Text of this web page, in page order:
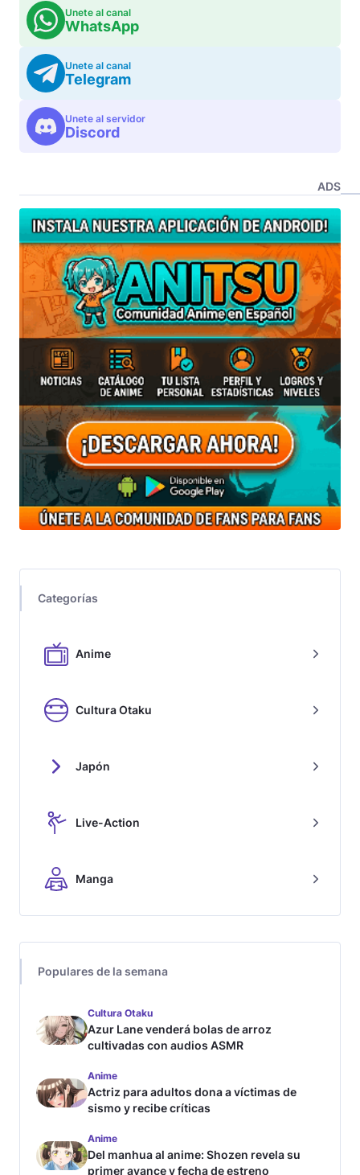
Unete al canal
WhatsApp
Unete al canal
Telegram
Unete al servidor
Discord
ADS
Categorías
Anime
Cultura Otaku
Japón
Live-Action
Manga
Populares de la semana
Cultura Otaku
Azur Lane venderá bolas de arroz
cultivadas con audios ASMR
Anime
Actriz para adultos dona a víctimas de
sismo y recibe críticas
Anime
Del manhua al anime: Shozen revela su
primer avance y fecha de estreno